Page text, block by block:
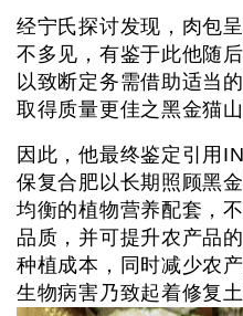
经宁氏探讨发现，肉包
不多见，有鉴于此他随
以致断定务需借助适当
取得质量更佳之黑金
因此，他最终鉴定引用
保复合肥以长期照顾黑
均衡的植物营养配套，
品质，并可提升农产品
种植成本，同时减少农
生物病害乃致起着修复土